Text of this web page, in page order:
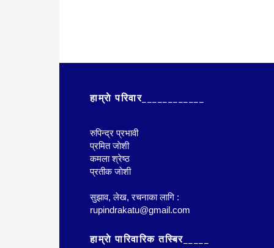
हाम्राे परिवार____________
रुपिन्द्र प्रभावी
प्रमित जाेशी
कमला श्रेष्ठ
प्रतीक जाेशी
सुझाव, लेख, रचनाका लागि :
rupindrakatu@gmail.com
हाम्राे पारिवारिक तस्बिर_____